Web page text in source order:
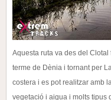
Aquesta ruta va des del
terme de Dènia i tornant per
costera i es pot realitzar amb
vegetació i aigua i molts tipus